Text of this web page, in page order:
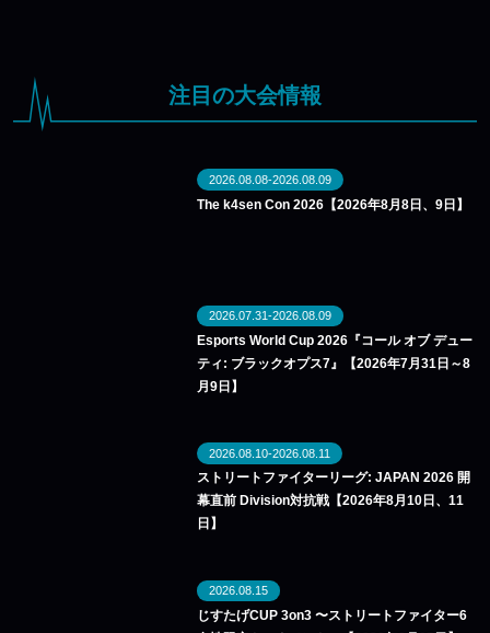
注目の大会情報
2026.08.08-2026.08.09
The k4sen Con 2026【2026年8月8日、9日】
2026.07.31-2026.08.09
Esports World Cup 2026『コール オブ デュー
ティ: ブラックオプス7』【2026年7月31日～8
月9日】
2026.08.10-2026.08.11
ストリートファイターリーグ: JAPAN 2026 開
幕直前 Division対抗戦【2026年8月10日、11
日】
2026.08.15
じすたげCUP 3on3 〜ストリートファイター6